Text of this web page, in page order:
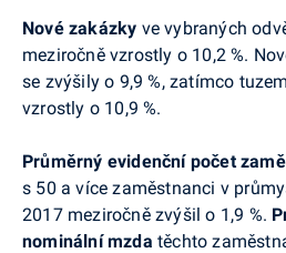
Nové zakázky ve vybraných
meziročně vzrostly o 10,2 %.
se zvýšily o 9,9 %, zatímco
vzrostly o 10,9 %.
Průměrný evidenční počet
s 50 a více zaměstnanci v
2017meziročně zvýšil o 1,9 %.
nominální mzda těchto